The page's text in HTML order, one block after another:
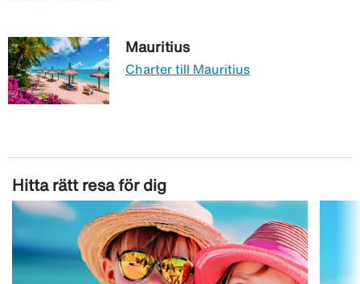
Mauritius
Charter till Mauritius
Hitta rätt resa för dig